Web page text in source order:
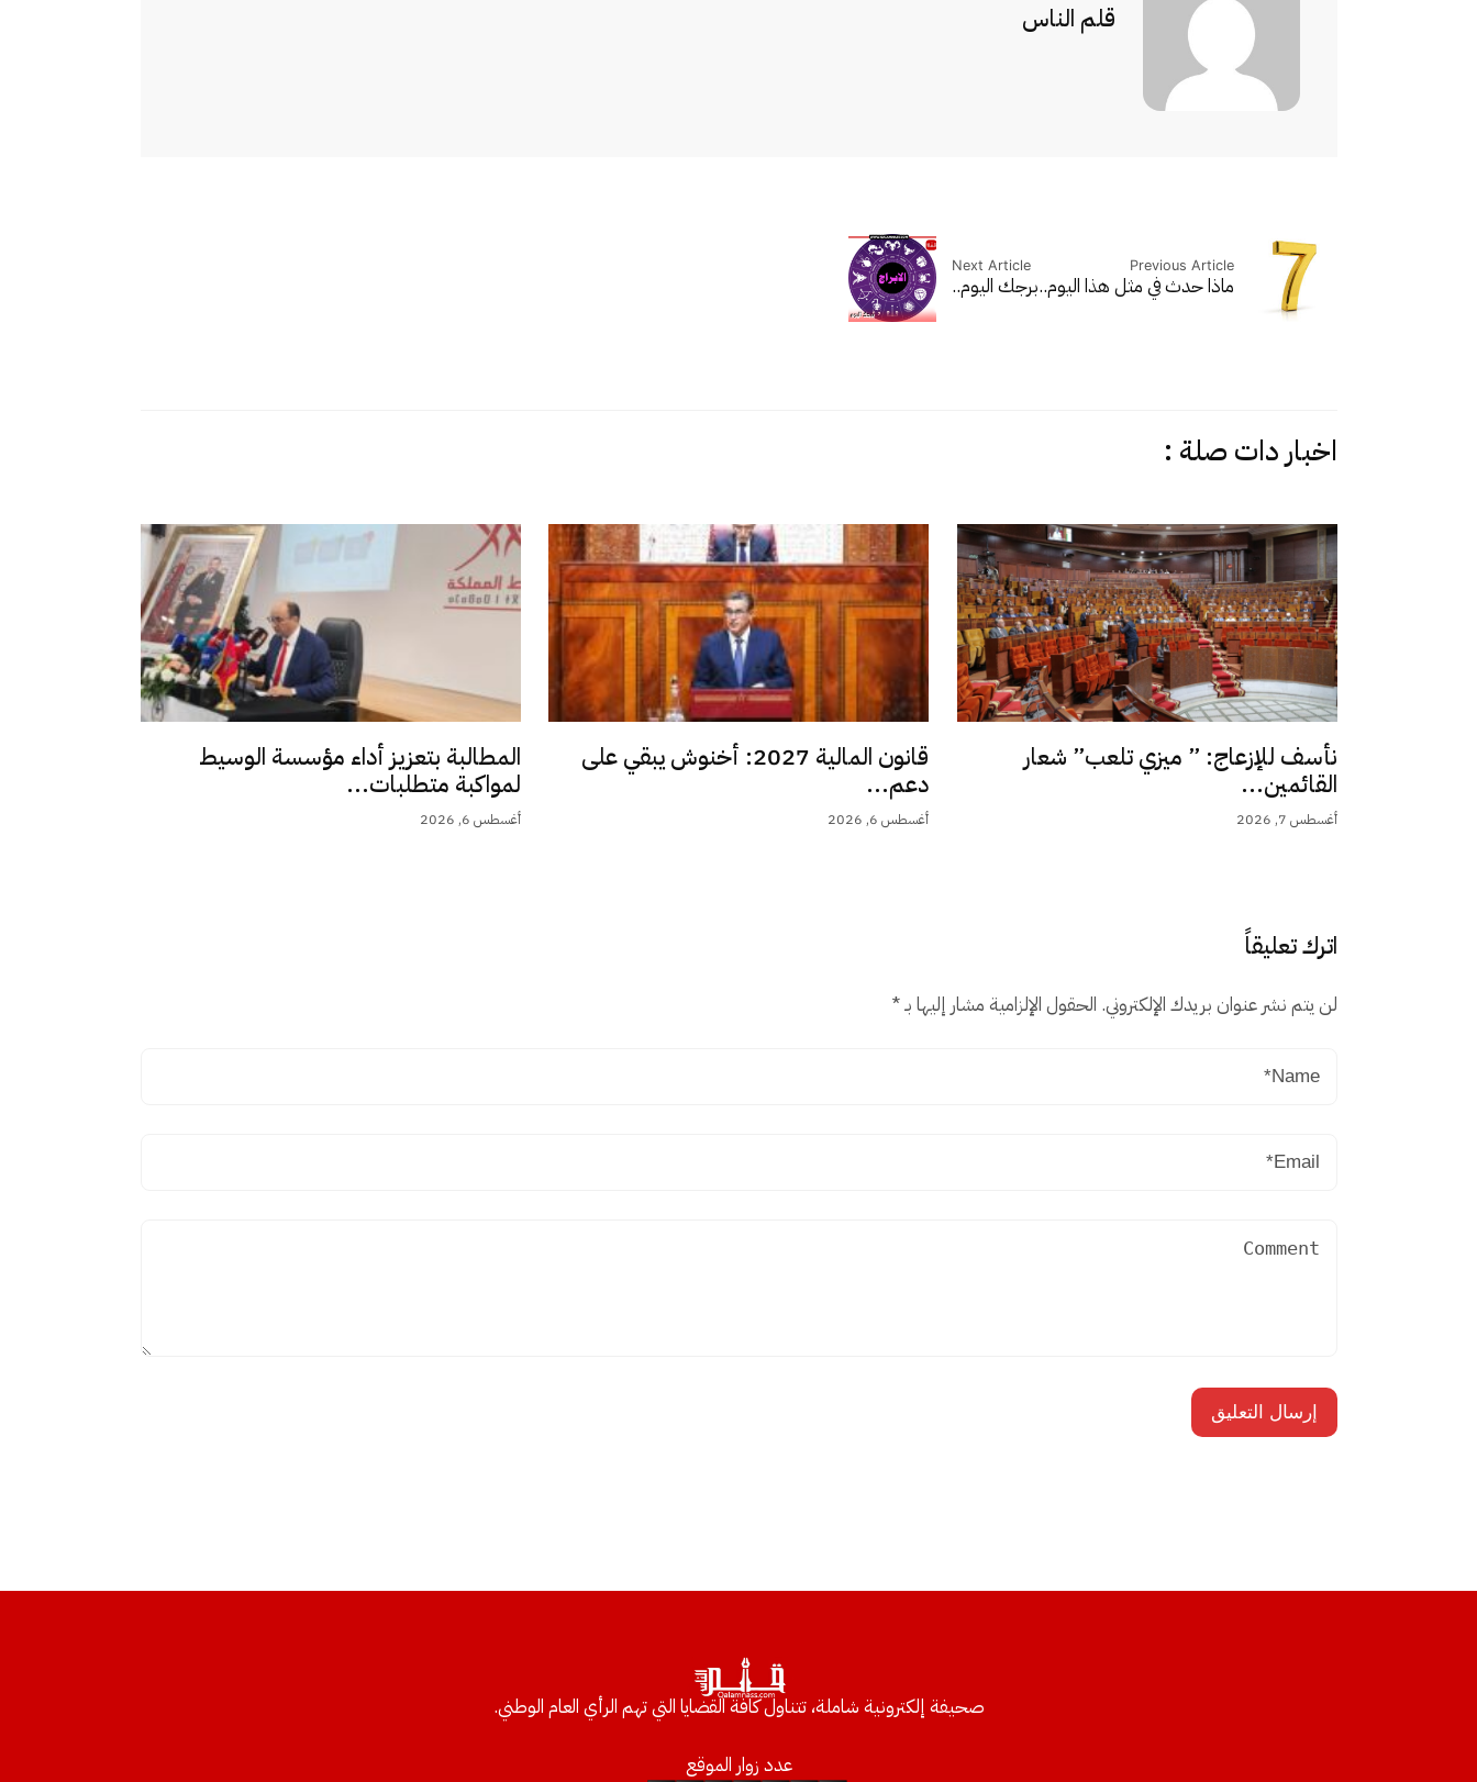
قلم الناس
Previous Article
ماذا حدث في مثل هذا اليوم..
Next Article
برجك اليوم..
اخبار دات صلة :
نأسف للإزعاج: ” ميزي تلعب” شعار
القائمين...
أغسطس 7, 2026
قانون المالية 2027: أخنوش يبقي على
دعم...
أغسطس 6, 2026
المطالبة بتعزيز أداء مؤسسة الوسيط
لمواكبة متطلبات...
أغسطس 6, 2026
اترك تعليقاً
لن يتم نشر عنوان بريدك الإلكتروني. الحقول الإلزامية مشار إليها بـ*
صحيفة إلكترونية شاملة، تتناول كافة القضايا التي تهم الرأي العام الوطني.
عدد زوار الموقع